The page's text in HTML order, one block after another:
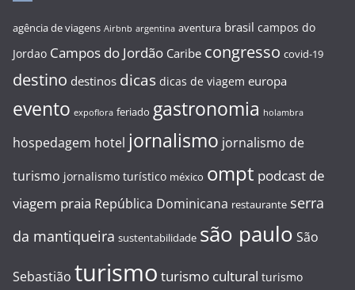
agência de viagens Airbnb argentina aventura brasil campos do
Jordao Campos do Jordão Caribe congresso covid-19
destino destinos dicas dicas de viagem europa
evento expoflora feriado gastronomia holambra
hospedagem hotel jornalismo jornalismo de
turismo jornalismo turístico méxico ompt podcast de
viagem praia República Dominicana restaurante serra
da mantiqueira sustentabilidade são paulo São
Sebastião turismo turismo cultural turismo